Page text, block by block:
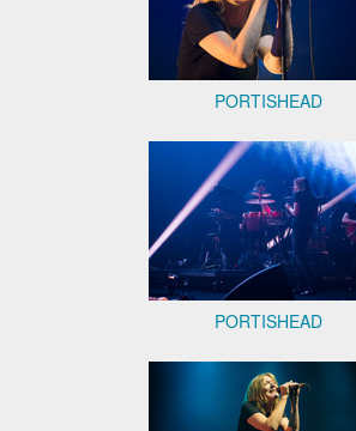
PORTISHEAD
PORTISHEAD